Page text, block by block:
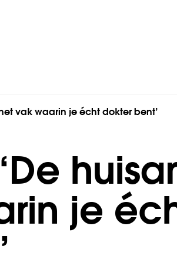
vak waarin je écht dokter bent’
je